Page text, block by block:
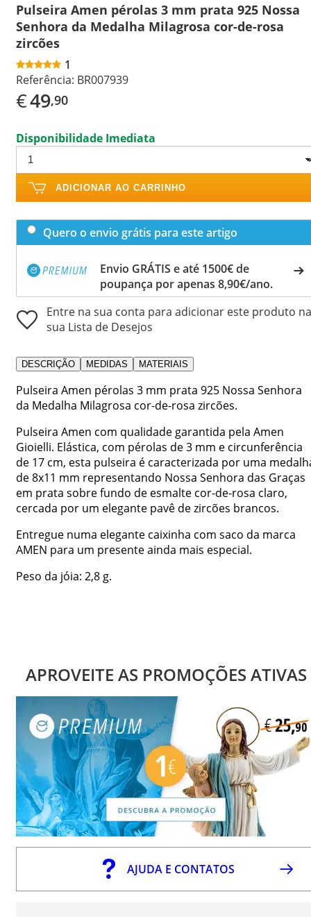
Pulseira Amen pérolas 3 mm prata 925 Nossa
Senhora da Medalha Milagrosa cor-de-rosa
zircões
1
Referência: BR007939
€49,90
Disponibilidade Imediata
ADICIONAR AO CARRINHO
Quero o envio grátis para este artigo
Envio GRÁTIS e até 1500€ de
poupança por apenas 8,90€/ano.
Entre na sua conta para adicionar este produto na
sua Lista de Desejos
DESCRIÇÃO MEDIDAS MATERIAIS
Pulseira Amen pérolas 3 mm prata 925 Nossa Senhora
da Medalha Milagrosa cor-de-rosa zircões.
Pulseira Amen com qualidade garantida pela Amen
Gioielli. Elástica, com pérolas de 3 mm e circunferência
de 17 cm, esta pulseira é caracterizada por uma
de 8x11 mm representando Nossa Senhora das Graças
em prata sobre fundo de esmalte cor-de-rosa claro,
cercada por um elegante pavê de zircões brancos.
Entregue numa elegante caixinha com saco da marca
AMEN para um presente ainda mais especial.
Peso da jóia: 2,8 g.
APROVEITE AS PROMOÇÕES ATIVAS
AJUDA E CONTATOS